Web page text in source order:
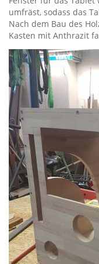
umfräst, sodass das
Nach dem Bau des
Kasten mit Anthrazit